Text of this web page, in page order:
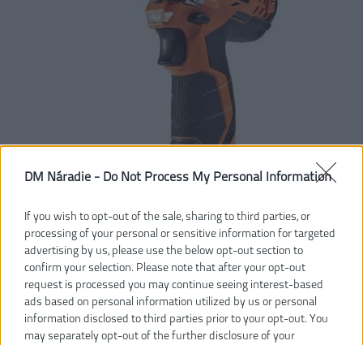
DM Náradie - Do Not Process My Personal Information
If you wish to opt-out of the sale, sharing to third parties, or
processing of your personal or sensitive information for targeted
advertising by us, please use the below opt-out section to
confirm your selection. Please note that after your opt-out
request is processed you may continue seeing interest-based
ads based on personal information utilized by us or personal
information disclosed to third parties prior to your opt-out. You
may separately opt-out of the further disclosure of your
162,00 € 203,00 € -20%
Dostupnosť: SKLADOM
Dostupné tiež ako